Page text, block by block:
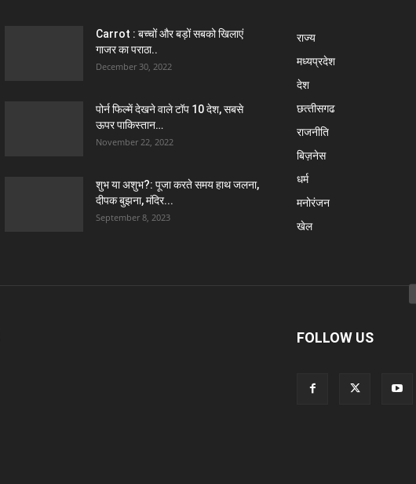
Carrot : बच्चों और बड़ों सबको खिलाएं
गाजर का पराठा..
December 30, 2022
पोर्न फिल्में देखने वाले टॉप 10 देश, सबसे
ऊपर पाकिस्तान…
November 22, 2022
शुभ या अशुभ?: पूजा करते समय हाथ जलना,
दीपक बुझना, मंदिर...
September 8, 2023
राज्‍य
मध्यप्रदेश
देश
छत्‍तीसगढ
राजनीति
बिज़नेस
धर्म
मनोरंजन
खेल
FOLLOW US